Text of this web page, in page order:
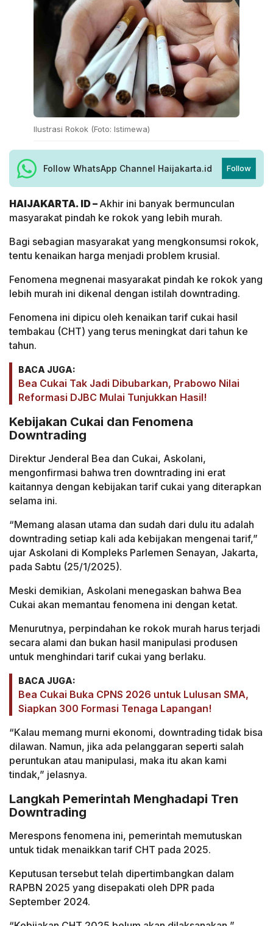
Ilustrasi Rokok (Foto: Istimewa)
Follow WhatsApp Channel Haijakarta.id Follow
HAIJAKARTA. ID – Akhir ini banyak bermunculan
masyarakat pindah ke rokok yang lebih murah.
Bagi sebagian masyarakat yang mengkonsumsi rokok,
tentu kenaikan harga menjadi problem krusial.
Fenomena megnenai masyarakat pindah ke rokok yang
lebih murah ini dikenal dengan istilah downtrading.
Fenomena ini dipicu oleh kenaikan tarif cukai hasil
tembakau (CHT) yang terus meningkat dari tahun ke
tahun.
BACA JUGA:
Bea Cukai Tak Jadi Dibubarkan, Prabowo Nilai
Reformasi DJBC Mulai Tunjukkan Hasil!
Kebijakan Cukai dan Fenomena
Downtrading
Direktur Jenderal Bea dan Cukai, Askolani,
mengonfirmasi bahwa tren downtrading ini erat
kaitannya dengan kebijakan tarif cukai yang diterapkan
selama ini.
“Memang alasan utama dan sudah dari dulu itu adalah
downtrading setiap kali ada kebijakan mengenai tarif,”
ujar Askolani di Kompleks Parlemen Senayan, Jakarta,
pada Sabtu (25/1/2025).
Meski demikian, Askolani menegaskan bahwa Bea
Cukai akan memantau fenomena ini dengan ketat.
Menurutnya, perpindahan ke rokok murah harus terjadi
secara alami dan bukan hasil manipulasi produsen
untuk menghindari tarif cukai yang berlaku.
BACA JUGA:
Bea Cukai Buka CPNS 2026 untuk Lulusan SMA,
Siapkan 300 Formasi Tenaga Lapangan!
“Kalau memang murni ekonomi, downtrading tidak bisa
dilawan. Namun, jika ada pelanggaran seperti salah
peruntukan atau manipulasi, maka itu akan kami
tindak,” jelasnya.
Langkah Pemerintah Menghadapi Tren
Downtrading
Merespons fenomena ini, pemerintah memutuskan
untuk tidak menaikkan tarif CHT pada 2025.
Keputusan tersebut telah dipertimbangkan dalam
RAPBN 2025 yang disepakati oleh DPR pada
September 2024.